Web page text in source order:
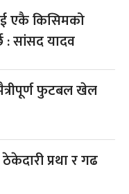
एकै किसिमको
: सांसद यादव
फुटबल खेल
प्रथा र गढ